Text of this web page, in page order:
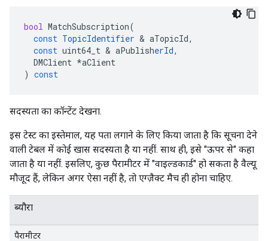
bool MatchSubscription(
const TopicIdentifier & aTopicId,
const uint64_t & aPublisherId,
DMClient *aClient
) const
सदस्यता का कॉन्टेंट देखना.
इस टेस्ट का इस्तेमाल, यह पता लगाने के लिए किया जाता है कि सूचना देने
वाली टेबल में कोई खास सदस्यता है या नहीं. साथ ही, इसे "ऊपर से" कहा
जाता है या नहीं. इसलिए, कुछ पैरामीटर में "वाइल्डकार्ड" हो सकता है वैल्यू
मौजूद हैं, लेकिन अगर ऐसा नहीं है, तो एग्ज़ैक्ट मैच ही होना चाहिए.
ब्यौरा
पैरामीटर